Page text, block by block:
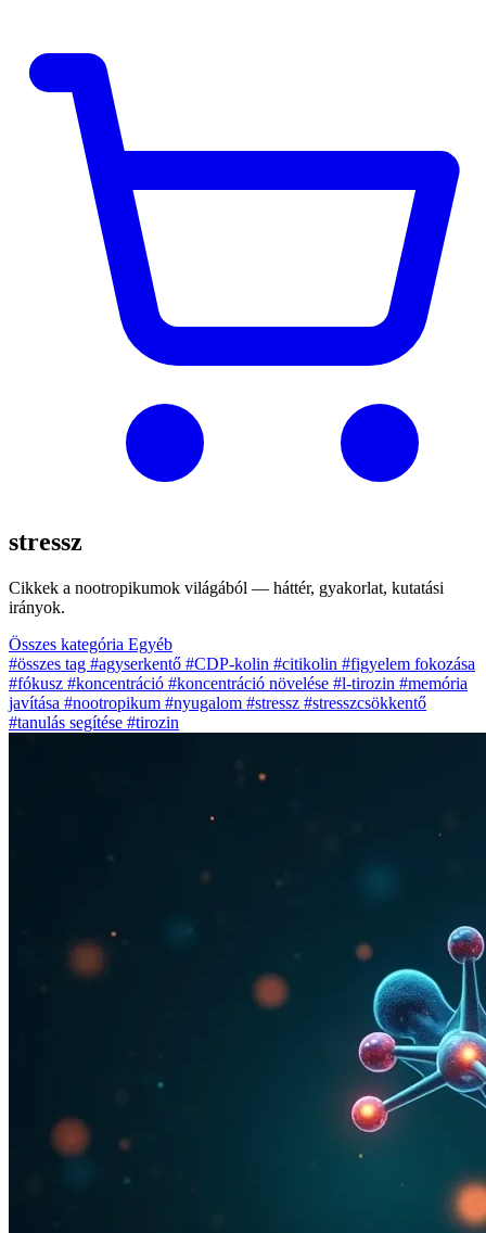
stressz
Cikkek a nootropikumok világából — háttér, gyakorlat, kutatási
irányok.
Összes kategória Egyéb
#összes tag #agyserkentő #CDP-kolin #citikolin #figyelem fokozása
#fókusz #koncentráció #koncentráció növelése #l-tirozin #memória
javítása #nootropikum #nyugalom #stressz #stresszcsökkentő
#tanulás segítése #tirozin